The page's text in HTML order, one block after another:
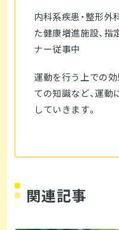
内科系疾患・整形外
た健康増進施設、
ナー従事中
運動を行う上での
ての知識など、運
していきます。
関連記事